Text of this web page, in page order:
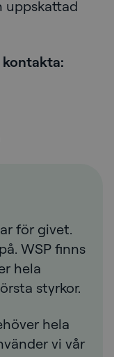
uppskattad
för givet.
WSP finns
hela
styrkor.
hela
vi vår